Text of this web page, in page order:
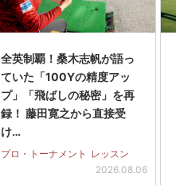
全英制覇！桑木志帆が語っ
ていた「100Yの精度アッ
プ」「飛ばしの秘密」を再
録！ 藤田寛之から直接受
け…
プロ・トーナメント レッスン
2026.08.06